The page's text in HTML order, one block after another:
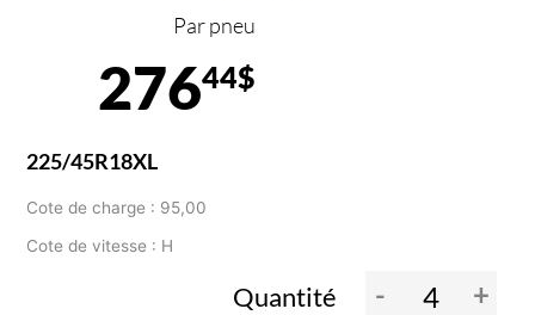
Par pneu
27644$
225/45R18XL
Cote de charge : 95,00
Cote de vitesse : H
Quantité - +